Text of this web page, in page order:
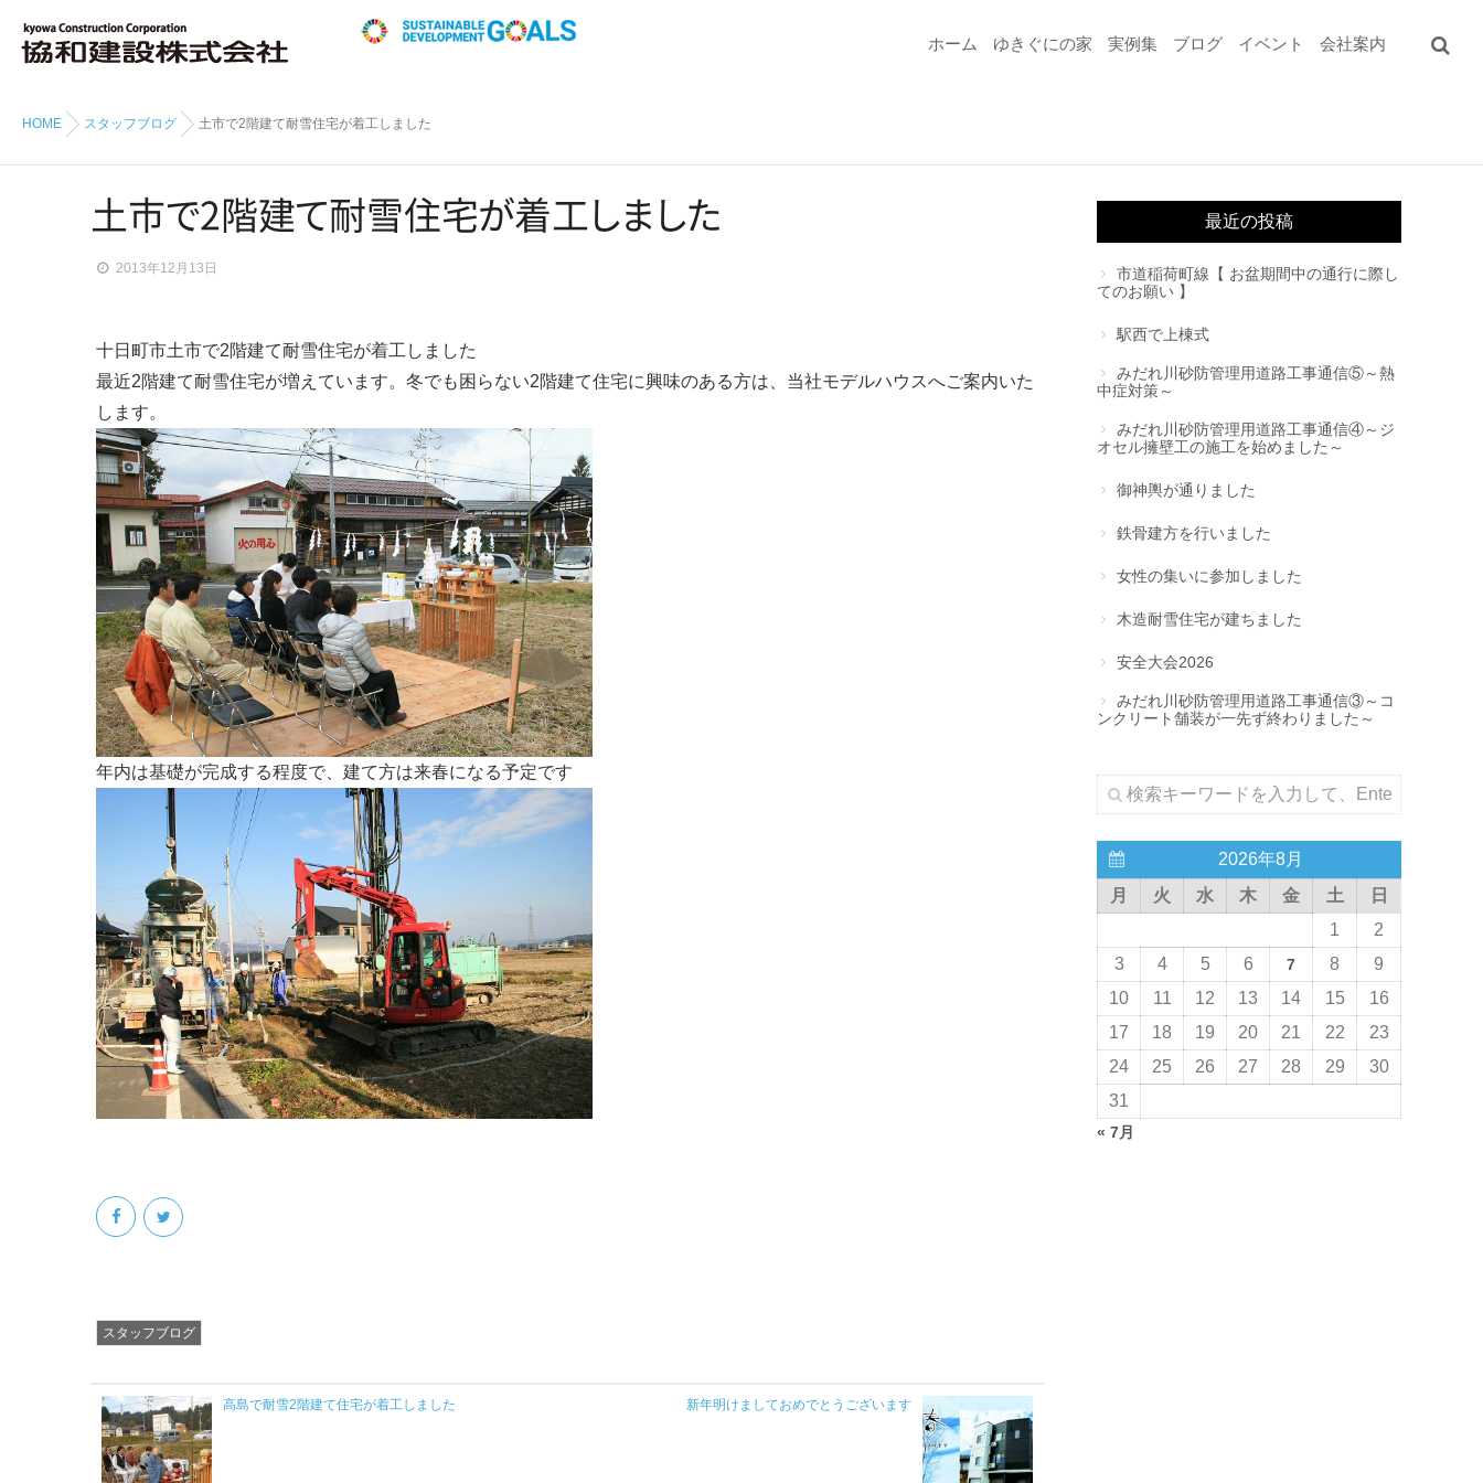
ホーム ゆきぐにの家 実例集 ブログ イベント 会社案内
HOME スタッフブログ 土市で2階建て耐雪住宅が着工しました
土市で2階建て耐雪住宅が着工 しま した
2013年12月13日
十日町市土市で2階建て耐雪住宅が着工しました
最近2階建て耐雪住宅が増えています。冬でも困らない2階建て住宅に興味のある方は、当社モデルハウスへご案内いた
します。
年内は基礎が完成する程度で、建て方は来春になる予定です
スタッフブログ
高島で耐雪2階建て住宅が着工しました 新年明けましておめでとうございます
最近の投稿
市道稲荷町線【 お盆期間中の通行に際し
てのお願い 】
駅西で上棟式
みだれ川砂防管理用道路工事通信⑤～熱
中症対策～
みだれ川砂防管理用道路工事通信④～ジ
オセル擁壁工の施工を始めました～
御神輿が通りました
鉄骨建方を行いました
女性の集いに参加しました
木造耐雪住宅が建ちました
安全大会2026
みだれ川砂防管理用道路工事通信③～コ
ンクリート舗装が一先ず終わりました～
2026年8月
月
火 水 木 金 土
日
1
2
3
4 5 6 7 8
9
10
11 12 13 14 15
16
17
18 19 20 21 22
23
24
25 26 27 28 29
30
31
« 7月